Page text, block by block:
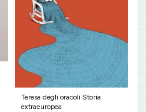
Teresa degli oracoli Storia
extraeuropea